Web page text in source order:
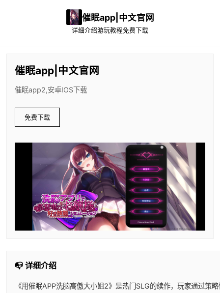
催眠app|中文官网
详细介绍游玩教程免费下载
催眠app|中文官网
催眠app2,安卓IOS下载
免费下载
📭 详细介绍
《用催眠APP洗脑高傲大小姐2》是热门SLG的续作，玩家通过策